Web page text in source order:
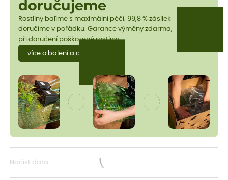
doručujeme
Rostliny balíme s maximální péčí. 99,8 % zásilek
doručíme v pořádku. Garance výměny zdarma,
při doručení poškozené rostliny.
více o balení a dopravě
Načíst data